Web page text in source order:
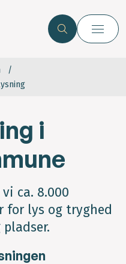
i
ca. 8.000
for lys og tryghed